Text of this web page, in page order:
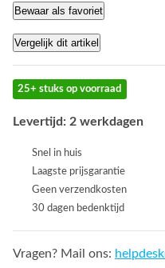
Bewaar als favoriet
Vergelijk dit artikel
25+ stuks op voorraad
Levertijd: 2 werkdagen
Snel in huis
Laagste prijsgarantie
Geen verzendkosten
30 dagen bedenktijd
Vragen? Mail ons: